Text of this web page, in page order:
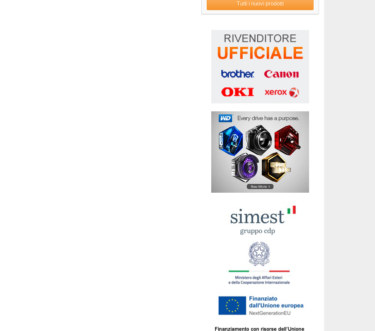
Tutti i nuovi prodotti